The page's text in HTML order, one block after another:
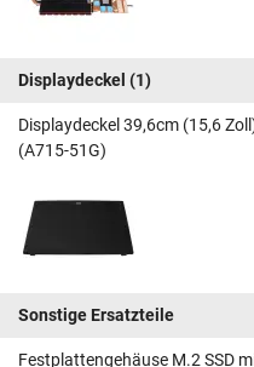
Displaydeckel (1)
Displaydeckel 39,6cm (15,6
(A715-51G)
Sonstige Ersatzteile
Festplattengehäuse M.2 SSD